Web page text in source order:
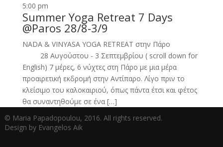
5:00 pm
Summer Yoga Retreat 7 Days
@Paros 28/8-3/9
NADA & VINYASA YOGA RETREAT στην Πάρο
28 Αυγούστου - 3 Σεπτεμβρίου ( scroll down for
English) 7 μέρες, 6 νύχτες στη Πάρο με μια μέρα
προαιρετική εκδρομή στην Αντίπαρο. Λίγο πριν το
κλείσιμο του καλοκαιριού, όπως πάντα έτσι και φέτος
θα συναντηθούμε σε ένα […]
© Maria Papadopoulou, 2016. All rights reserved.
Design by Evangelos Aik